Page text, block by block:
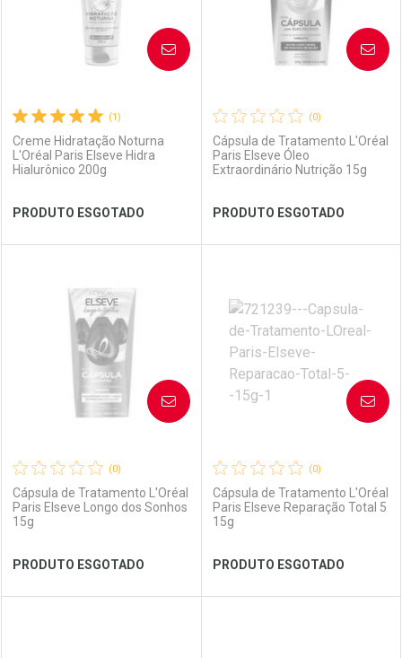
Ativar Desconto
(1)
Creme Hidratação Noturna
L'Oréal Paris Elseve Hidra
Hialurônico 200g
PRODUTO ESGOTADO
AVISE-ME
Laboratório
Ver Desconto Convênio
Por Menos
(0)
Cápsula de Tratamento L'Oréal
Paris Elseve Óleo
Extraordinário Nutrição 15g
PRODUTO ESGOTADO
AVISE-ME
Laboratório
Ver Desconto Convênio
Por Menos
(0)
Cápsula de Tratamento L'Oréal
Paris Elseve Longo dos Sonhos
15g
PRODUTO ESGOTADO
AVISE-ME
(0)
Cápsula de Tratamento L'Oréal
Paris Elseve Reparação Total 5
15g
PRODUTO ESGOTADO
AVISE-ME